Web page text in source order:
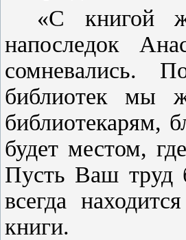
«С книгой
напоследок
сомневались.
библиотек мы
библиотекарям,
будет местом,
Пусть Ваш труд
всегда
книги.